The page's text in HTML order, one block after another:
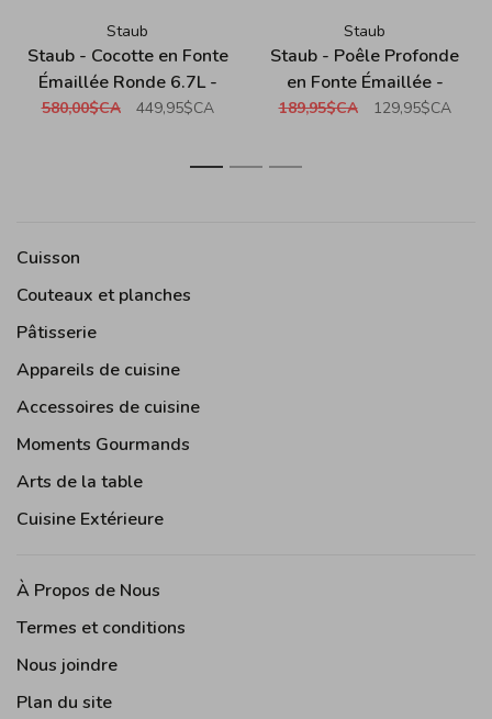
Staub
Staub - Cocotte en Fonte
Émaillée Ronde 6.7L -
Citron
580,00$CA 449,95$CA
Staub
Staub - Poêle Profonde
en Fonte Émaillée -
Citron (22cm / 8.5")
189,95$CA 129,95$CA
1 2 3
Cuisson
Couteaux et planches
Pâtisserie
Appareils de cuisine
Accessoires de cuisine
Moments Gourmands
Arts de la table
Cuisine Extérieure
À Propos de Nous
Termes et conditions
Nous joindre
Plan du site